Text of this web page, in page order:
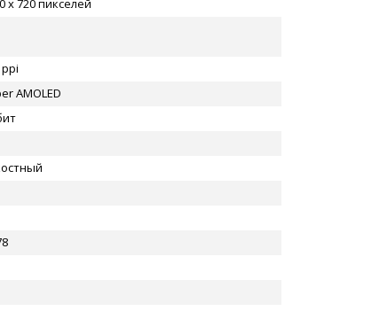
x 720 пикселей
AMOLED